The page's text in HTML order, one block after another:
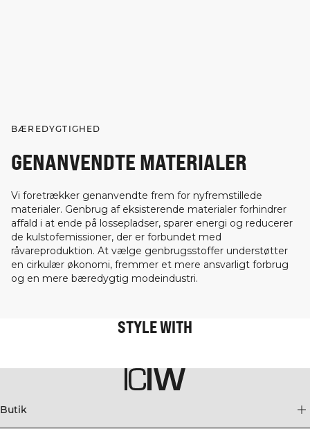
BÆREDYGTIGHED
GENANVENDTE MATERIALER
Vi foretrækker genanvendte frem for nyfremstillede
materialer. Genbrug af eksisterende materialer forhindrer
affald i at ende på lossepladser, sparer energi og reducerer
de kulstofemissioner, der er forbundet med
råvareproduktion. At vælge genbrugsstoffer understøtter
en cirkulær økonomi, fremmer et mere ansvarligt forbrug
og en mere bæredygtig modeindustri.
STYLE WITH
Butik